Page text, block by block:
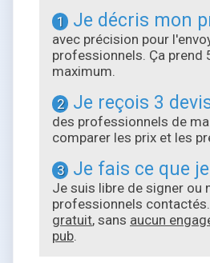
1 Je décris mon
avec précision pour
professionnels. Ça prend
maximum.
2 Je reçois 3
des professionnels de
comparer les prix et les
3 Je fais ce que
Je suis libre de signer ou
professionnels
gratuit, sans aucun
pub.